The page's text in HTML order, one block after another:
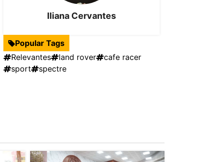
Iliana Cervantes
Popular Tags
Relevantes
land rover
cafe racer
sport
spectre